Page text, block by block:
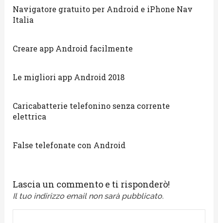
Navigatore gratuito per Android e iPhone Nav
Italia
Creare app Android facilmente
Le migliori app Android 2018
Caricabatterie telefonino senza corrente
elettrica
False telefonate con Android
Lascia un commento e ti risponderò!
Il tuo indirizzo email non sarà pubblicato.